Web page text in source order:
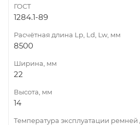
ГОСТ
1284.1-89
Расчётная длина Lp, Ld, Lw, мм
8500
Ширина, мм
22
Высота, мм
14
Температура эксплуатации ремней